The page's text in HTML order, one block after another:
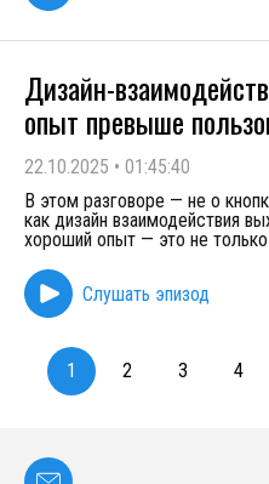
Дизайн-
опыт превыше
22.10.2025 • 01:45:40
В этом разговоре — не о
как дизайн взаимодействия
хороший опыт — это не
Слушать эпизод
1 2 3 4